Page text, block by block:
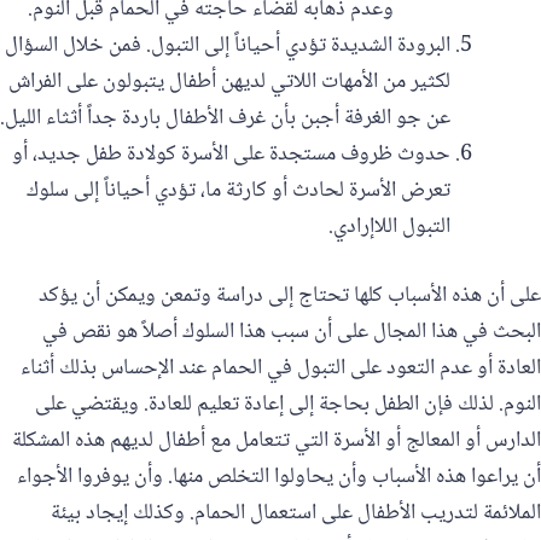
وعدم ذهابه لقضاء حاجته في الحمام قبل النوم.
‏البرودة الشديدة تؤدي أحياناً إلى التبول. فمن خلال السؤال
لكثير من الأمهات اللاتي لديهن أطفال يتبولون على الفراش
عن جو الغرفة أجبن بأن غرف الأطفال باردة جداً أثثاء الليل.
‏حدوث ظروف مستجدة على الأسرة كولادة طفل جديد، أو
تعرض الأسرة لحادث أو كارثة ما، تؤدي أحياناً إلى سلوك
التبول اللاإرادي.
‏على أن هذه الأسباب كلها تحتاج إلى دراسة وتمعن ويمكن أن يؤكد
البحث في هذا المجال على أن سبب هذا السلوك أصلاً هو نقص في
العادة أو عدم التعود على التبول في الحمام عند الإحساس بذلك أثناء
النوم. لذلك فإن الطفل بحاجة إلى إعادة تعليم للعادة. ويقتضي على
الدارس أو المعالج أو الأسرة التي تتعامل مع أطفال لديهم هذه المشكلة
أن يراعوا هذه الأسباب وأن يحاولوا التخلص منها. وأن يوفروا الأجواء
الملائمة لتدريب الأطفال على استعمال الحمام. وكذلك إيجاد بيئة